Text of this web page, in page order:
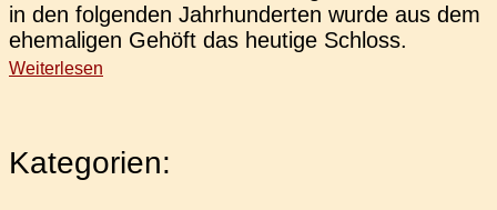
in den fol­gen­den Jahr­hun­der­ten wurde aus dem
ehe­ma­li­gen Gehöft das heu­ti­ge Schloss.
Weiterlesen
Kategorien: